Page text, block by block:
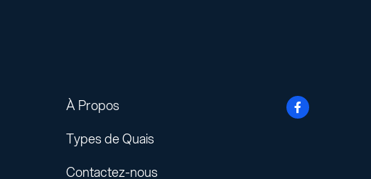
À Propos
Types de Quais
Contactez-nous
